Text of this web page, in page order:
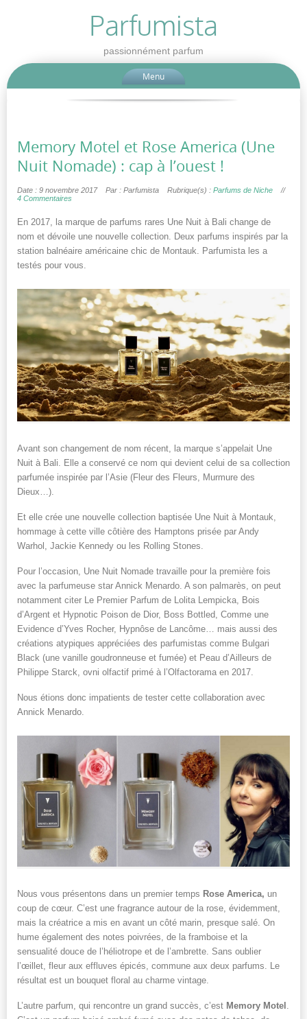
Parfumista
passionnément parfum
Menu
Memory Motel et Rose America (Une
Nuit Nomade) : cap à l’ouest !
Date : 9 novembre 2017 Par : Parfumista Rubrique(s) : Parfums de Niche
//
4 Commentaires
En 2017, la marque de parfums rares Une Nuit à Bali change de
nom et dévoile une nouvelle collection. Deux parfums inspirés par la
station balnéaire américaine chic de Montauk. Parfumista les a
testés pour vous.
Avant son changement de nom récent, la marque s’appelait Une
Nuit à Bali. Elle a conservé ce nom qui devient celui de sa collection
parfumée inspirée par l’Asie (Fleur des Fleurs, Murmure des
Dieux…).
Et elle crée une nouvelle collection baptisée Une Nuit à Montauk,
hommage à cette ville côtière des Hamptons prisée par Andy
Warhol, Jackie Kennedy ou les Rolling Stones.
Pour l’occasion, Une Nuit Nomade travaille pour la première fois
avec la parfumeuse star Annick Menardo. A son palmarès, on peut
notamment citer Le Premier Parfum de Lolita Lempicka, Bois
d’Argent et Hypnotic Poison de Dior, Boss Bottled, Comme une
Evidence d’Yves Rocher, Hypnôse de Lancôme… mais aussi des
créations atypiques appréciées des parfumistas comme Bulgari
Black (une vanille goudronneuse et fumée) et Peau d’Ailleurs de
Philippe Starck, ovni olfactif primé à l’Olfactorama en 2017.
Nous étions donc impatients de tester cette collaboration avec
Annick Menardo.
Nous vous présentons dans un premier temps Rose America, un
coup de cœur. C’est une fragrance autour de la rose, évidemment,
mais la créatrice a mis en avant un côté marin, presque salé. On
hume également des notes poivrées, de la framboise et la
sensualité douce de l’héliotrope et de l’ambrette. Sans oublier
l’œillet, fleur aux effluves épicés, commune aux deux parfums. Le
résultat est un bouquet floral au charme vintage.
L’autre parfum, qui rencontre un grand succès, c’est Memory Motel